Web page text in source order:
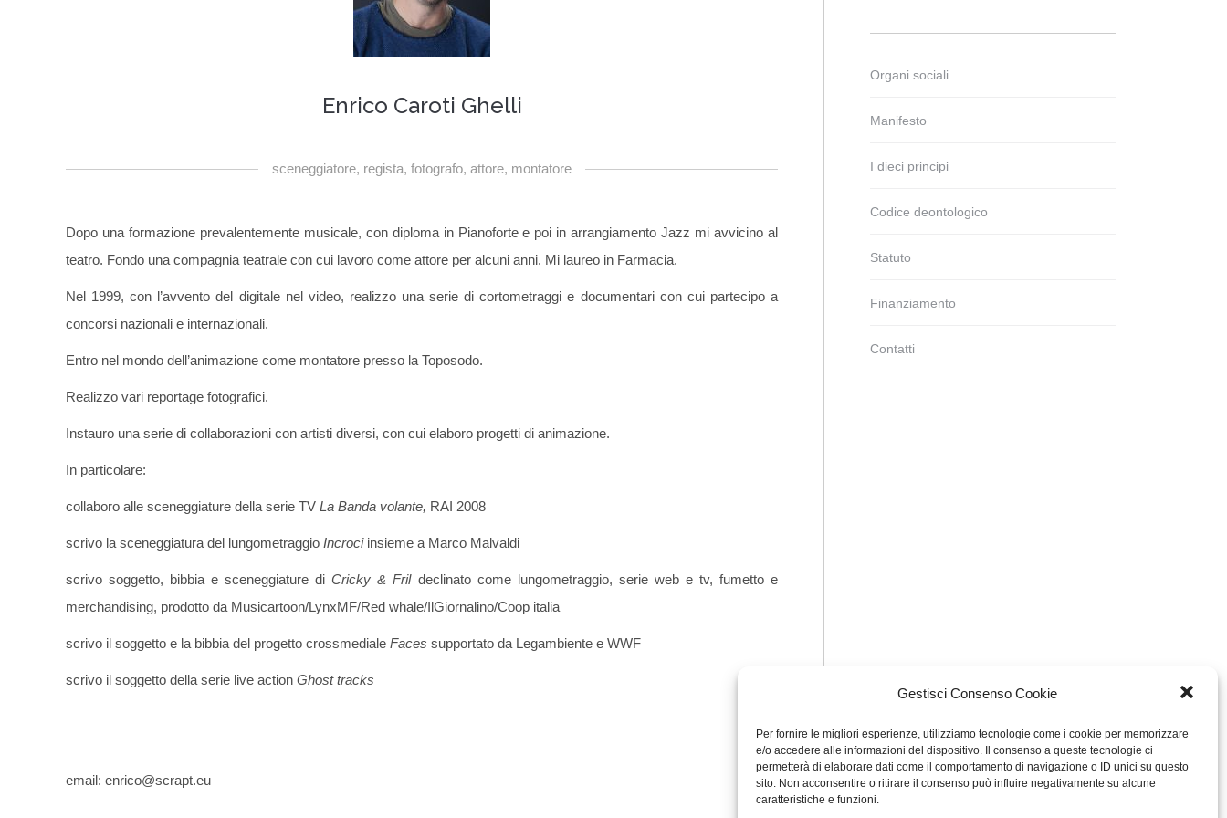
Gestisci Consenso Cookie
Per fornire le migliori esperienze, utilizziamo tecnologie come i cookie per memorizzare
e/o accedere alle informazioni del dispositivo. Il consenso a queste tecnologie ci
permetterà di elaborare dati come il comportamento di navigazione o ID unici su questo
sito. Non acconsentire o ritirare il consenso può influire negativamente su alcune
caratteristiche e funzioni.
Enrico Caroti Ghelli
sceneggiatore, regista, fotografo, attore, montatore
Dopo una formazione prevalentemente musicale, con diploma in Pianoforte e poi in arrangiamento Jazz mi avvicino al
teatro. Fondo una compagnia teatrale con cui lavoro come attore per alcuni anni. Mi laureo in Farmacia.
Nel 1999, con l’avvento del digitale nel video, realizzo una serie di cortometraggi e documentari con cui partecipo a
concorsi nazionali e internazionali.
Entro nel mondo dell’animazione come montatore presso la Toposodo.
Realizzo vari reportage fotografici.
Instauro una serie di collaborazioni con artisti diversi, con cui elaboro progetti di animazione.
In particolare:
collaboro alle sceneggiature della serie TV La Banda volante, RAI 2008
scrivo la sceneggiatura del lungometraggio Incrociinsieme a Marco Malvaldi
scrivo soggetto, bibbia e sceneggiature diCricky & Fril declinato come lungometraggio, serie web e tv, fumetto e
merchandising, prodotto da Musicartoon/LynxMF/Red whale/IlGiornalino/Coop italia
scrivo il soggetto e la bibbia del progetto crossmediale Faces supportato da Legambiente e WWF
scrivo il soggetto della serie live action Ghost tracks
email: enrico@scrapt.eu
Organi sociali
Manifesto
I dieci principi
Codice deontologico
Statuto
Finanziamento
Contatti